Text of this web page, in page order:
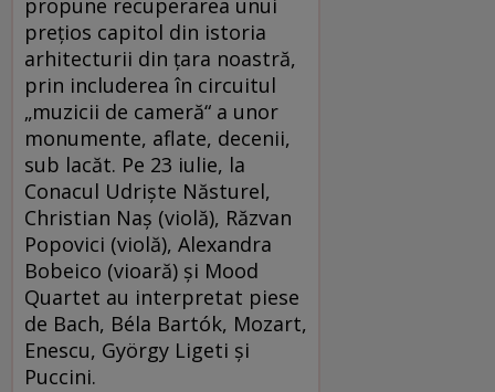
propune recuperarea unui
preţios capitol din istoria
arhitecturii din ţara noastră,
prin includerea în circuitul
„muzicii de cameră“ a unor
monumente, aflate, decenii,
sub lacăt. Pe 23 iulie, la
Conacul Udrişte Năsturel,
Christian Naş (violă), Răzvan
Popovici (violă), Alexandra
Bobeico (vioară) şi Mood
Quartet au interpretat piese
de Bach, Béla Bartók, Mozart,
Enescu, György Ligeti şi
Puccini.